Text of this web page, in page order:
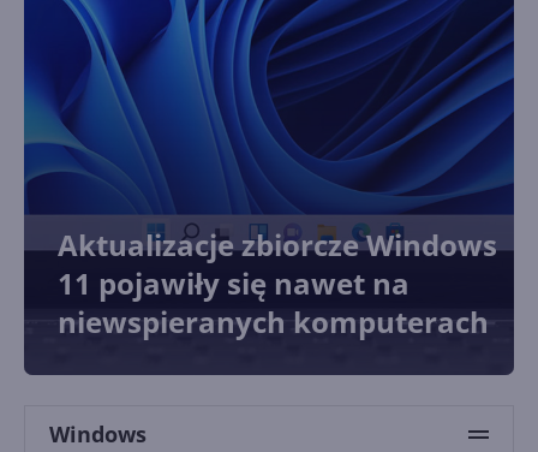
Aktualizacje zbiorcze Windows
11 pojawiły się nawet na
niewspieranych komputerach
Windows